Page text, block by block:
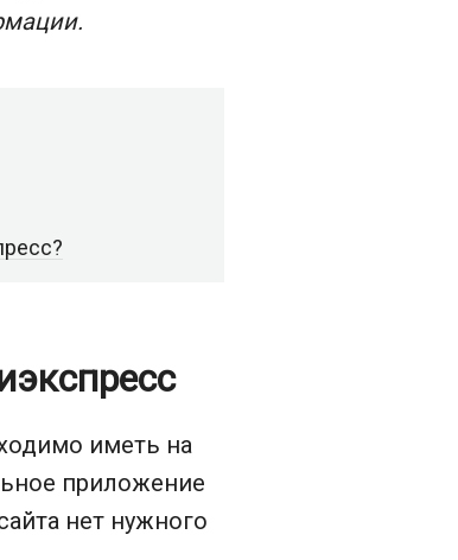
иметь на
приложение
нет нужного